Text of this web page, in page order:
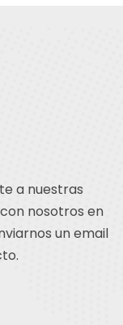
a nuestras
nosotros en
un email